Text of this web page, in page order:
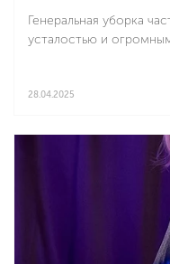
Генеральная уборка
усталостью и
28.04.2025